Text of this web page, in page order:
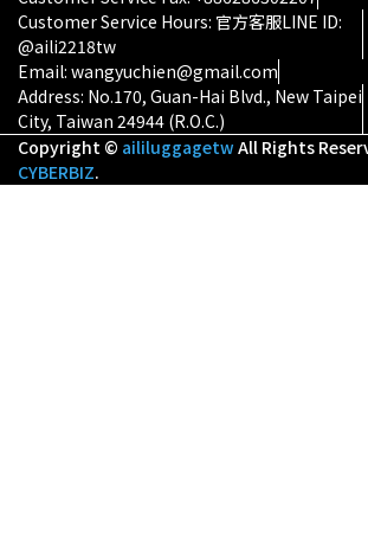
Customer Service Hours: 官方客服LINE ID:
@aili2218tw
Email: wangyuchien@gmail.com
Address: No.170, Guan-Hai Blvd., New Taipei
City, Taiwan 24944 (R.O.C.)
Copyright © aililuggagetwAll Rights
CYBERBIZ.